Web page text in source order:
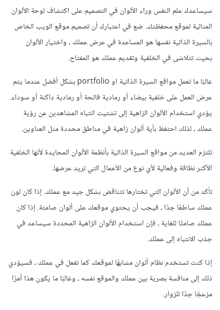
سيساعدك علم النفس وراء الألوان في التصميم على اكتشاف لوحة الألوان
المثالية لموقع محفظتك. ضع في اعتبارك أن تصميم موقع الويب الخاص
بالسيرة الذاتية نفسها هو المساعدة في عرض عملك ، واختيار الألوان
بحيث تتلاشى في الخلفية وتقديم عملك هو المفتاح.
غالبًا ما تعمل مواقع السيرة الذاتية او portfolio بشكل أفضل عندما يتم
عرض العمل على خلفية بيضاء أو رمادية فاتحة أو رمادية داكنة أو سوداء.
يؤدي استخدام الألوان الزاهية إلى تشتيت انتباه المشاهدين عن رؤية
عملك ، لذلك احتفظ بأية ألوان زاهية في مناطق محددة مثل العناوين.
تلتزم العديد من مواقع السيرة الذاتية بأنظمة الألوان المحايدة لأنها الخلفية
الأكثر نظافة وفعالية لأي نوع من الأعمال التي تريد عرضها.
تأكد من أن الألوان التي تختارها تتناقض بشكل جيد مع عملك. إذا كان لون
عملك ساطعًا جدًا ، فيجب أن يحتوي موقعك على ألوان صامتة. إذا كان
عملك صامتًا للغاية ، فإن استخدام الألوان الزاهية المحددة سيساعد في
جذب الانتباه إلى عملك.
إذا كنت تستخدم نظام ألوان مشابهًا لموقعك كما تفعل في عملك ، فسيؤدي
ذلك إلى منافسة بصرية بين عملك والموقع نفسه ، وغالبًا ما يكون هذا أمرًا
مزعجًا جدًا للزوار.